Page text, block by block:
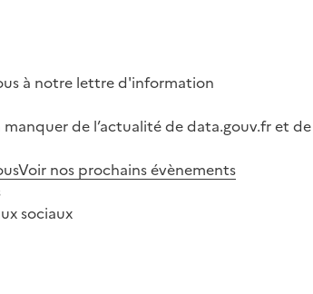
à notre lettre d'information
manquer de l’actualité de data.gouv.fr et
Voir nos prochains évènements
sociaux